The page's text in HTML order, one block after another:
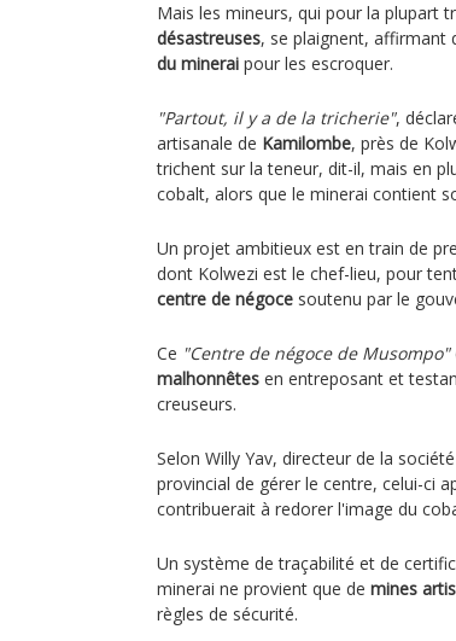
Mais les mineurs, qui pour la plupart
désastreuses, se plaignent, affirmant
du minerai pour les escroquer.
"Partout, il y a de la tricherie",
artisanale de Kamilombe, près de
trichent sur la teneur, dit-il, mais en
cobalt, alors que le minerai contient
Un projet ambitieux est en train de
dont Kolwezi est le chef-lieu, pour
centre de négoce soutenu par le
Ce "Centre de négoce de Musompo"
malhonnêtes en entreposant et
creuseurs.
Selon Willy Yav, directeur de la société
provincial de gérer le centre, celui-ci
contribuerait à redorer l'image du
Un système de traçabilité et de
minerai ne provient que de mines
règles de sécurité.